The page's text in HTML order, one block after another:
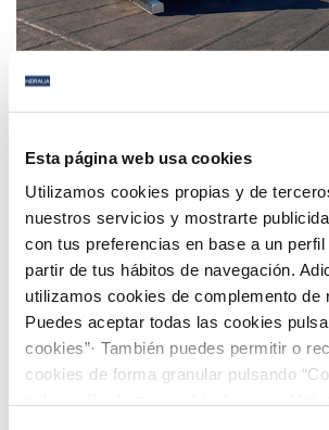
Esta página web usa cookies
Utilizamos cookies propias y de
nuestros servicios y mostrarte
con tus preferencias en base a un perfil
partir de tus hábitos de navegación.
utilizamos cookies de complemento de
Puedes aceptar todas las cookies
cookies”· También puedes permitir o
cookies de forma granular pulsando
Hidralia apuesta por la
Página
Anterior Siguiente